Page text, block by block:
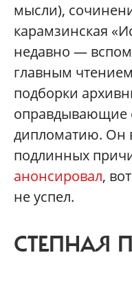
мысли),
карамзинская
недавно —
главным
подборки
оправдывающие
дипломатию. Он
подлинных
анонсировал,
не успел.
СТЕПНАЯ